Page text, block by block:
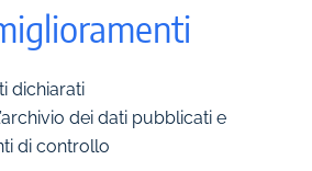
dichiarati
dei dati pubblicati e
di controllo